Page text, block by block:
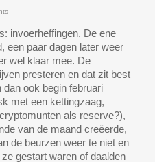
invoerheffingen. De ene
een paar dagen later weer
wel klaar mee. De
presteren en dat zit best
ook begin februari
met een kettingzaag,
als reserve?),
van de maand creëerde,
de beurzen weer te niet en
gestart waren of daalden